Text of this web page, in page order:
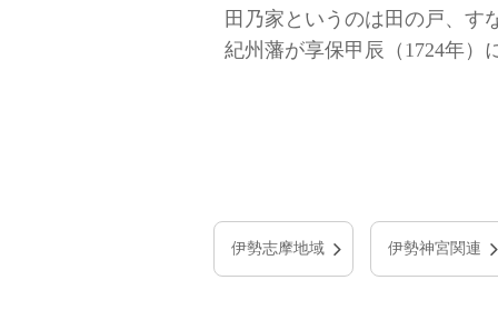
田乃家というのは田の戸、す
紀州藩が享保甲辰（1724年）
伊勢志摩地域 伊勢神宮関連